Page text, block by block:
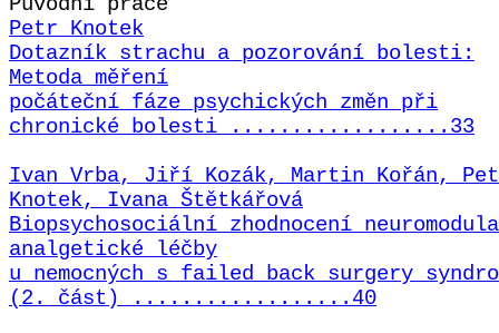
Petr Knotek
Dotazník strachu a pozorování bolesti:
Metoda měření
počáteční fáze psychických změn při
chronické bolesti ..................33
Ivan Vrba, Jiří Kozák, Martin Kořán,
Knotek, Ivana Štětkářová
Biopsychosociální zhodnocení
analgetické léčby
u nemocných s failed back surgery
(2. část) ..................40